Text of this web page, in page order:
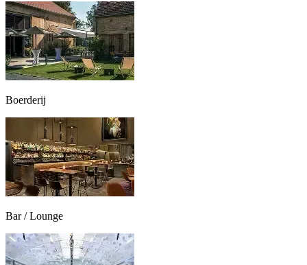
Boerderij
Bar / Lounge